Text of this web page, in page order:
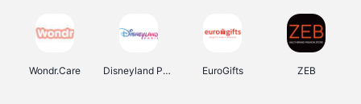
Wondr.Care Disneyland Paris EuroGifts ZEB